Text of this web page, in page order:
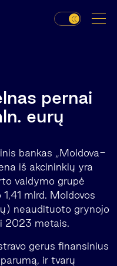
pernai
eurų
bankas „Moldova-
iš akcininkių yra
valdymo grupė
mlrd. Moldovos
neaudituoto grynojo
2023 metais.
gerus finansinius
ir tvarų